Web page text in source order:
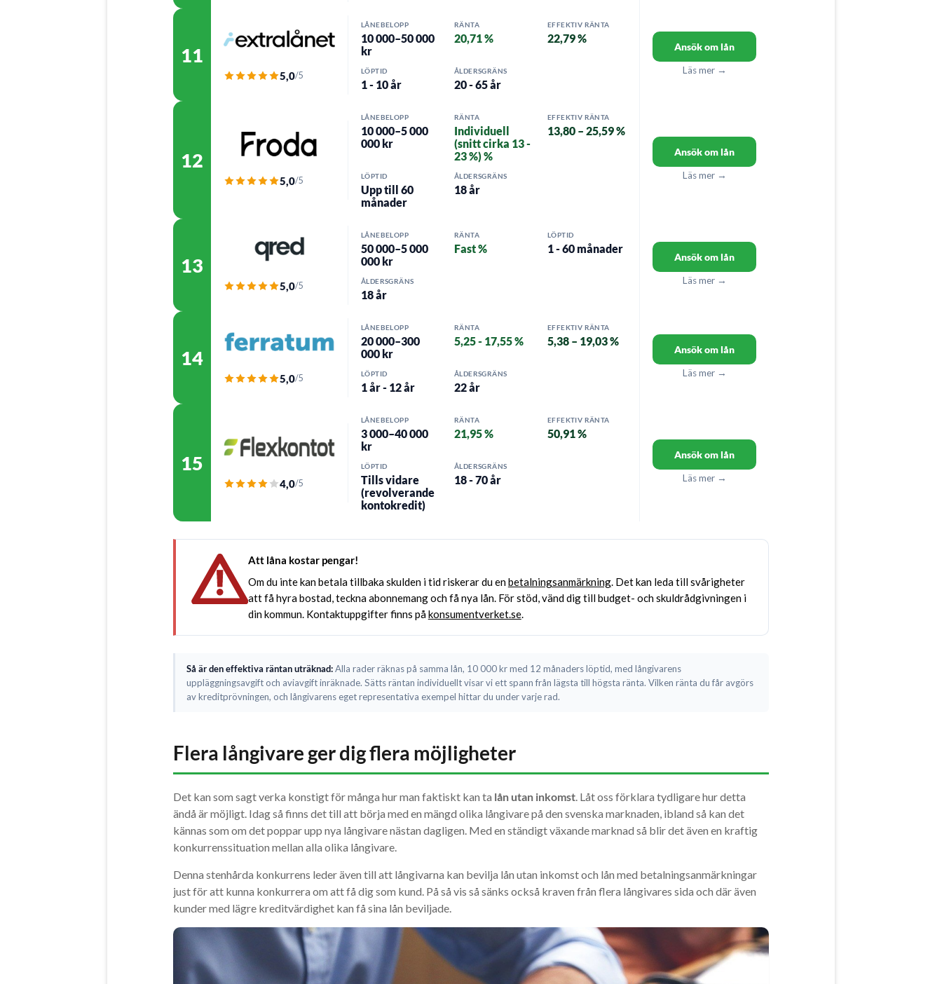
11
5,0/5
LÅNEBELOPP
10 000–50 000
kr
RÄNTA
20,71 %
EFFEKTIV RÄNTA
22,79 %
LÖPTID
1 - 10 år
ÅLDERSGRÄNS
20 - 65 år
Ansök om lån
Läs mer →
12
5,0/5
LÅNEBELOPP
10 000–5 000
000 kr
RÄNTA
Individuell
(snitt cirka 13 -
23 %) %
EFFEKTIV RÄNTA
13,80 – 25,59 %
LÖPTID
Upp till 60
månader
ÅLDERSGRÄNS
18 år
Ansök om lån
Läs mer →
13
5,0/5
LÅNEBELOPP
50 000–5 000
000 kr
RÄNTA
Fast %
LÖPTID
1 - 60 månader
ÅLDERSGRÄNS
18 år
Ansök om lån
Läs mer →
14
5,0/5
LÅNEBELOPP
20 000–300
000 kr
RÄNTA
5,25 - 17,55 %
EFFEKTIV RÄNTA
5,38 – 19,03 %
LÖPTID
1 år - 12 år
ÅLDERSGRÄNS
22 år
Ansök om lån
Läs mer →
15
4,0/5
LÅNEBELOPP
3 000–40 000
kr
RÄNTA
21,95 %
EFFEKTIV RÄNTA
50,91 %
LÖPTID
Tills vidare
(revolverande
kontokredit)
ÅLDERSGRÄNS
18 - 70 år
Ansök om lån
Läs mer →
Att låna kostar pengar!
Om du inte kan betala tillbaka skulden i tid riskerar du enbetalningsanmärkning. Det kan leda till svårigheter
att få hyra bostad, teckna abonnemang och få nya lån. För stöd, vänd dig till budget- och skuldrådgivningen i
din kommun. Kontaktuppgifter finns påkonsumentverket.se.
Så är den effektiva räntan uträknad:Alla rader räknas på samma lån, 10 000 kr med 12 månaders löptid, med långivarens
uppläggningsavgift och aviavgift inräknade. Sätts räntan individuellt visar vi ett spann från lägsta till högsta ränta. Vilken ränta du får avgörs
av kreditprövningen, och långivarens eget representativa exempel hittar du under varje rad.
Flera långivare ger dig flera möjligheter
Det kan som sagt verka konstigt för många hur man faktiskt kan ta lån utan inkomst. Låt oss förklara tydligare hur detta
ändå är möjligt. Idag så finns det till att börja med en mängd olika långivare på den svenska marknaden, ibland så kan det
kännas som om det poppar upp nya långivare nästan dagligen. Med en ständigt växande marknad så blir det även en kraftig
konkurrenssituation mellan alla olika långivare.
Denna stenhårda konkurrens leder även till att långivarna kan bevilja lån utan inkomst och lån med betalningsanmärkningar
just för att kunna konkurrera om att få dig som kund. På så vis så sänks också kraven från flera långivares sida och där även
kunder med lägre kreditvärdighet kan få sina lån beviljade.